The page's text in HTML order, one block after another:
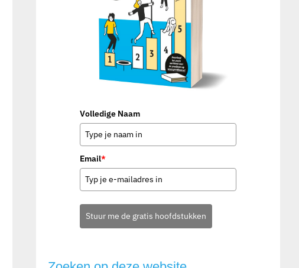
Volledige Naam
Email*
Stuur me de gratis hoofdstukken